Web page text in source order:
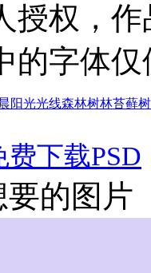
授权，
的字体
阳光光线森林树林苔藓
费下载PSD
的图片